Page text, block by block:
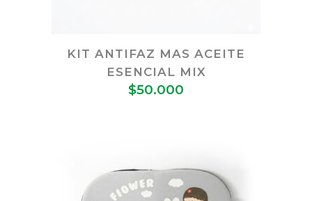
KIT ANTIFAZ MAS ACEITE
ESENCIAL MIX
$50.000